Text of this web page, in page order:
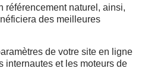
référencement naturel, ainsi,
des meilleures
de votre site en ligne
internautes et les moteurs de